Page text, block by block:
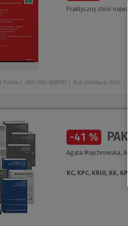
Praktyczny zbiór
Polska EBO-1650 W28P01 Rok publikacji: 2026
-41 %
Agata Majchrowska,
KC, KPC, KRiO, KK,